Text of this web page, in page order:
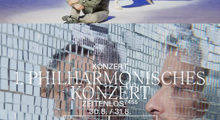
KONZERT
1. PHILHARMO­NISCHES
KONZERT
ZEITENLOS⁷⁴⁵⁵
30.8. / 31.8.